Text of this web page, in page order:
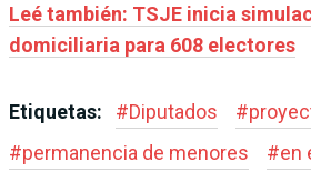
Leé también: TSJE inicia
domiciliaria para 608 electores
Etiquetas: #Diputados #
#permanencia de menores #en